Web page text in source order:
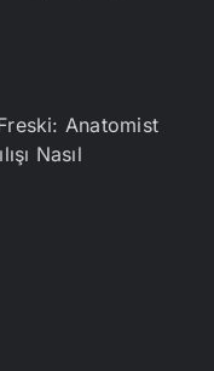
Freski: Anatomist
Nasıl